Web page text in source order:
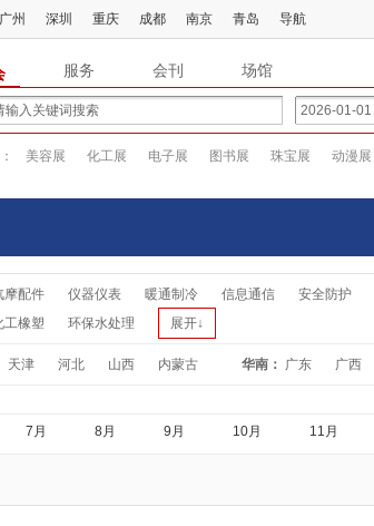
广州 深圳 重庆 成都 南京 青岛 导航
服务 会刊 场馆
美容展 化工展 电子展 图书展 珠宝展 动漫展
摩配件 仪器仪表 暖通制冷 信息通信
安全防护
工橡塑 环保水处理 展开↓
天津 河北 山西 内蒙古 华南： 广东 广西
7月 8月 9月 10月 11月